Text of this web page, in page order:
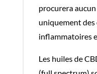
procurera
uniquement
inflammatoires
Les huiles de